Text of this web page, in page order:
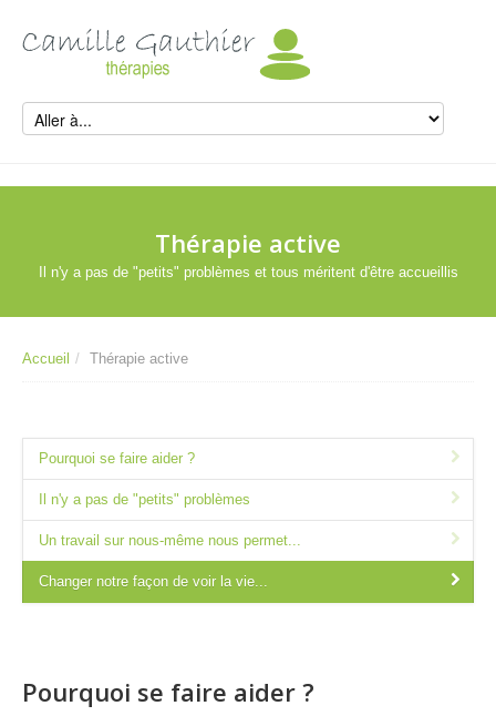
Thérapie active
Il n'y a pas de "petits" problèmes et tous méritent d'être accueillis
Accueil / Thérapie active
Pourquoi se faire aider ?
Il n'y a pas de "petits" problèmes
Un travail sur nous-même nous permet...
Changer notre façon de voir la vie...
Pourquoi se faire aider ?